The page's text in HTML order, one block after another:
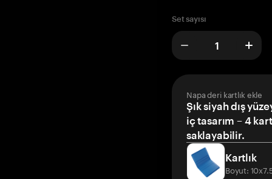
Set sayısı
Napa deri kartlık ekle
Şık siyah dış
iç tasarım – 4
saklayabilir.
Kartlık
Boyut: